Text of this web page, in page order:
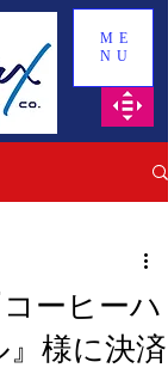
ME
NU
ーヒーハ
様に決済